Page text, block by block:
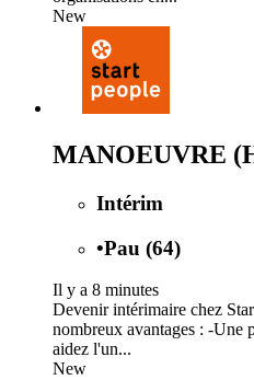
New
MANOEUVRE
Intérim
•Pau (64)
Il y a 8 minutes
Devenir intérimaire chez
nombreux avantages : -Une
aidez l'un...
New